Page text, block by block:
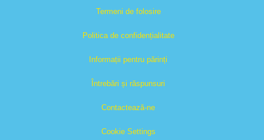
Termeni de folosire
Politica de confidențialitate
Informații pentru părinți
Întrebări și răspunsuri
Contactează-ne
Cookie Settings